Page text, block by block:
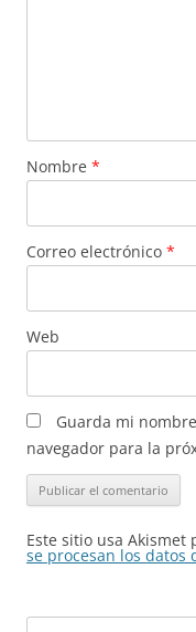
Nombre *
Correo electrónico *
Web
Guarda mi
navegador para la
Este sitio usa
se procesan los datos